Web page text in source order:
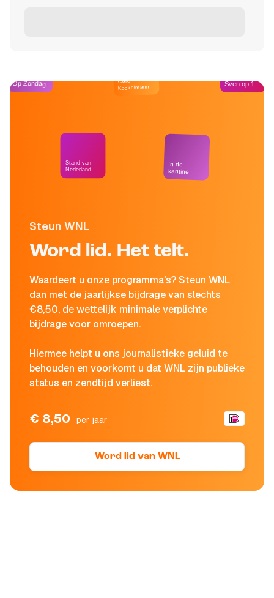
Steun WNL
Word lid. Het telt.
Waardeert u onze programma's? Steun WNL
dan met de jaarlijkse bijdrage van slechts
€8,50, de wettelijk minimale verplichte
bijdrage voor omroepen.
Hiermee helpt u ons journalistieke geluid te
behouden en voorkomt u dat WNL zijn publieke
status en zendtijd verliest.
€ 8,50 per jaar
Word lid van WNL
Op Zondag
Stand van
Nederland
Café
Kockelmann
In de
kantine
Sven op 1